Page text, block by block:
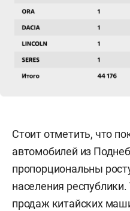
Стоит отметить, что
автомобилей из
пропорциональны
населения
продаж китайских